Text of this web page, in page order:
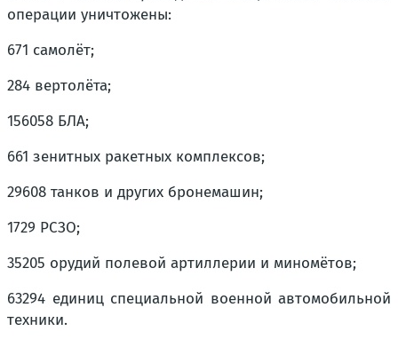
операции уничтожены:
671 самолёт;
284 вертолёта;
156058 БЛА;
661 зенитных ракетных комплексов;
29608 танков и других бронемашин;
1729 РСЗО;
35205 орудий полевой артиллерии и миномётов;
63294 единиц специальной военной автомобильной
техники.